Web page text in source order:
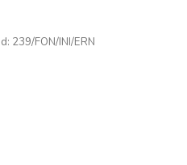
239/FON/INI/ERN